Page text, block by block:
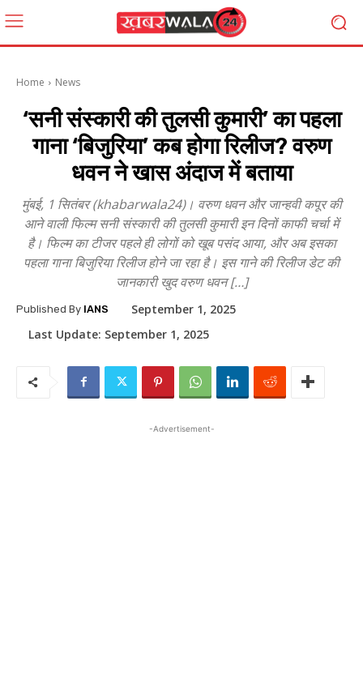
Home News
‘सनी संस्कारी की तुलसी कुमारी’ का पहला
गाना ‘बिजुरिया’ कब होगा रिलीज? वरुण
धवन ने खास अंदाज में बताया
मुंबई, 1 सितंबर (khabarwala24)। वरुण धवन और जान्हवी कपूर की
आने वाली फिल्म सनी संस्कारी की तुलसी कुमारी इन दिनों काफी चर्चा में
है। फिल्म का टीजर पहले ही लोगों को खूब पसंद आया, और अब इसका
पहला गाना बिजुरिया रिलीज होने जा रहा है। इस गाने की रिलीज डेट की
जानकारी खुद वरुण धवन […]
Published By IANS
September 1, 2025
Last Update: September 1, 2025
-Advertisement-